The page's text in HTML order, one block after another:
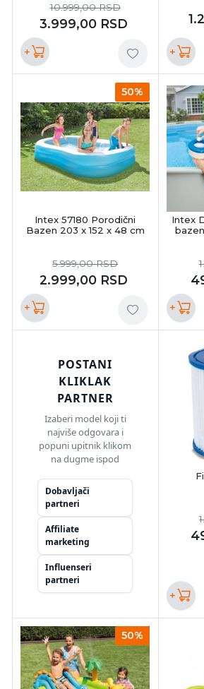
3.999,00 RSD
10.999,00RSD
+ +
50%
Intex 57180 Porodični
Bazen 203 x 152 x 48 cm
2.999,00 RSD
5.999,00RSD
+
Intex
+
POSTANI
KLIKLAK
PARTNER
Izaberi model koji ti
najviše odgovara i
popuni upitnik klikom
na dugme ispod
Dobavljači
partneri
Affiliate
marketing
Influenseri
partneri
+
50%